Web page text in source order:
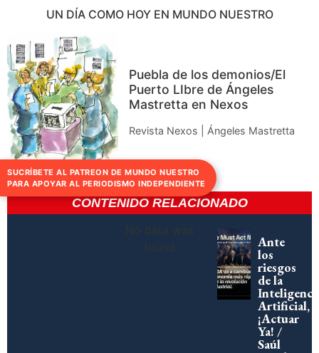
UN DÍA COMO HOY EN MUNDO NUESTRO
Puebla de los demonios/El
Puerto LIbre de Ángeles
Mastretta en Nexos
Revista Nexos | Ángeles Mastretta
CONTENIDO RELACIONADO
No data was
found
Ante
los
riesgos
de la
Artificial,
¡Actuar
Ya! /
Saúl
SUCRÍBETE AL PATREON DE MUNDO NUESTRO
PARA APOYAR AL PERIODISMO INDEPENDIENTE